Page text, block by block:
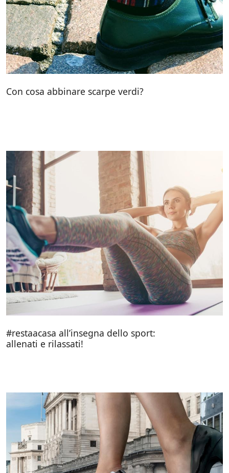
Con cosa abbinare scarpe verdi?
#restaacasa all’insegna dello sport:
allenati e rilassati!